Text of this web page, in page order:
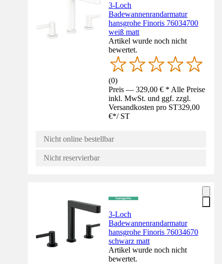
3-Loch
Badewannenrandarmatur
hansgrohe Finoris 76034700
weiß matt
Artikel wurde noch nicht
bewertet.
(0)
Preis — 329,00 € * Alle Preise
inkl. MwSt. und ggf. zzgl.
Versandkosten pro ST329,00
€*/ ST
Nicht online bestellbar
Nicht reservierbar
3-Loch
Badewannenrandarmatur
hansgrohe Finoris 76034670
schwarz matt
Artikel wurde noch nicht
bewertet.